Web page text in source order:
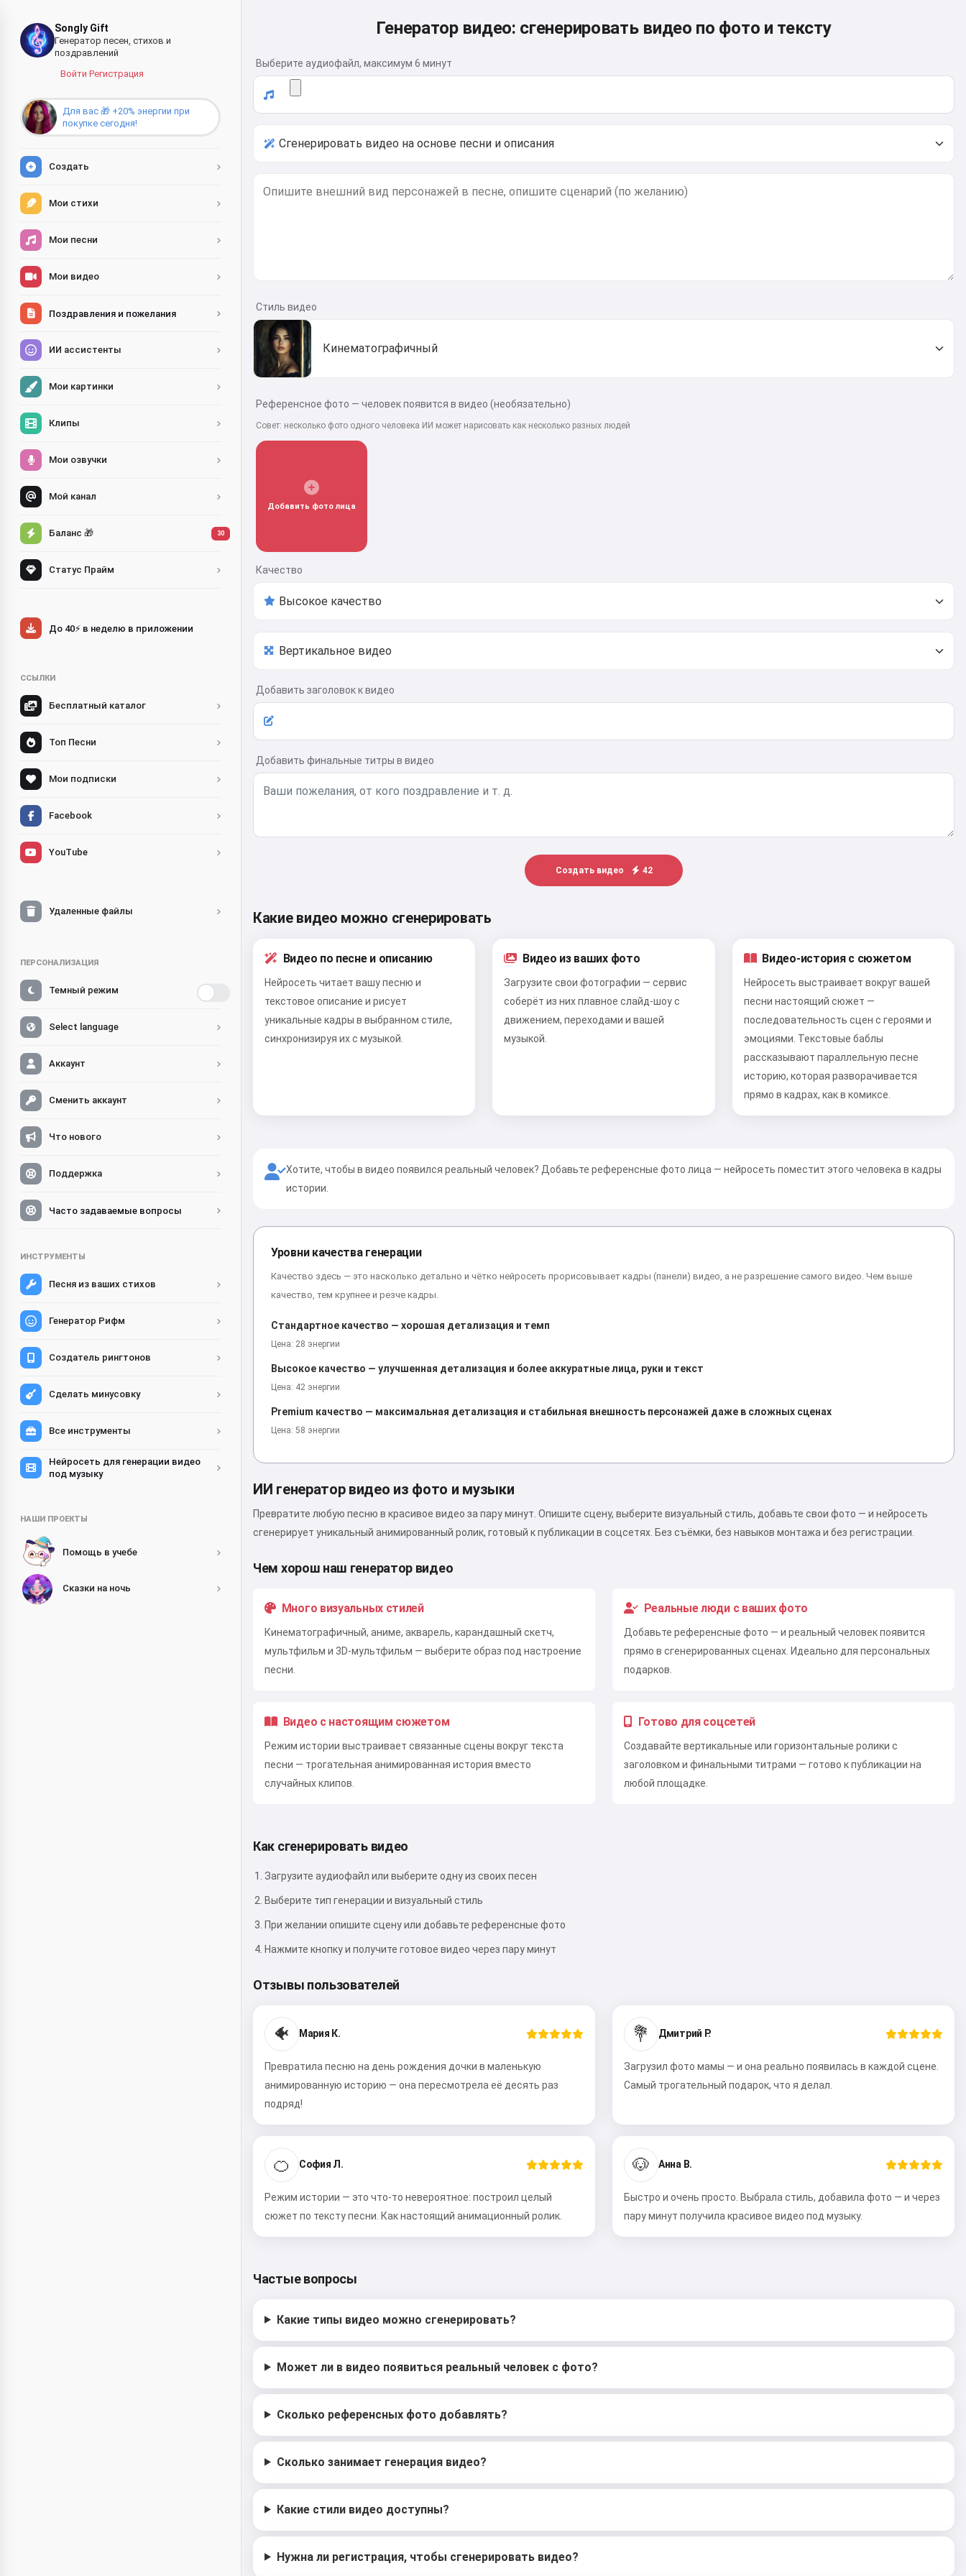
Songly Gift
Генератор песен, стихов и
поздравлений
Войти·Регистрация
Для вас 🎁 +20% энергии при
покупке сегодня!
Создать
Мои стихи
Мои песни
Мои видео
Поздравления и пожелания
ИИ ассистенты
Мои картинки
Клипы
Мои озвучки
Мой канал
Баланс 🎁 30
Статус Прайм
До 40⚡ в неделю в приложении
ССЫЛКИ
Бесплатный каталог
Топ Песни
Мои подписки
Facebook
YouTube
Удаленные файлы
ПЕРСОНАЛИЗАЦИЯ
Темный режим
Select language
Аккаунт
Сменить аккаунт
Что нового
Поддержка
Часто задаваемые вопросы
ИНСТРУМЕНТЫ
Песня из ваших стихов
Генератор Рифм
Создатель рингтонов
Сделать минусовку
Все инструменты
Нейросеть для генерации видео
под музыку
НАШИ ПРОЕКТЫ
Помощь в учебе
Сказки на ночь
Генератор видео: сгенерировать видео по фото и тексту
Выберите аудиофайл, максимум 6 минут
Стиль видео
Кинематографичный
Референсное фото — человек появится в видео (необязательно)
Совет: несколько фото одного человека ИИ может нарисовать как несколько разных людей
Добавить фото лица
Качество
Добавить заголовок к видео
Добавить финальные титры в видео
Создать видео 42
Какие видео можно сгенерировать
Видео по песне и описанию
Нейросеть читает вашу песню и
текстовое описание и рисует
уникальные кадры в выбранном стиле,
синхронизируя их с музыкой.
Видео из ваших фото
Загрузите свои фотографии — сервис
соберёт из них плавное слайд-шоу с
движением, переходами и вашей
музыкой.
Видео-история с сюжетом
Нейросеть выстраивает вокруг вашей
песни настоящий сюжет —
последовательность сцен с героями и
эмоциями. Текстовые баблы
рассказывают параллельную песне
историю, которая разворачивается
прямо в кадрах, как в комиксе.
Хотите, чтобы в видео появился реальный человек? Добавьте референсные фото лица — нейросеть поместит этого человека в кадры
истории.
Уровни качества генерации
Качество здесь — это насколько детально и чётко нейросеть прорисовывает кадры (панели) видео, а не разрешение самого видео. Чем выше
качество, тем крупнее и резче кадры.
Стандартное качество — хорошая детализация и темп
Цена: 28 энергии
Высокое качество — улучшенная детализация и более аккуратные лица, руки и текст
Цена: 42 энергии
Premium качество — максимальная детализация и стабильная внешность персонажей даже в сложных сценах
Цена: 58 энергии
ИИ генератор видео из фото и музыки
Превратите любую песню в красивое видео за пару минут. Опишите сцену, выберите визуальный стиль, добавьте свои фото — и нейросеть
сгенерирует уникальный анимированный ролик, готовый к публикации в соцсетях. Без съёмки, без навыков монтажа и без регистрации.
Чем хорош наш генератор видео
Много визуальных стилей
Кинематографичный, аниме, акварель, карандашный скетч,
мультфильм и 3D-мультфильм — выберите образ под настроение
песни.
Реальные люди с ваших фото
Добавьте референсные фото — и реальный человек появится
прямо в сгенерированных сценах. Идеально для персональных
подарков.
Видео с настоящим сюжетом
Режим истории выстраивает связанные сцены вокруг текста
песни — трогательная анимированная история вместо
случайных клипов.
Готово для соцсетей
Создавайте вертикальные или горизонтальные ролики с
заголовком и финальными титрами — готово к публикации на
любой площадке.
Как сгенерировать видео
Загрузите аудиофайл или выберите одну из своих песен
Выберите тип генерации и визуальный стиль
При желании опишите сцену или добавьте референсные фото
Нажмите кнопку и получите готовое видео через пару минут
Отзывы пользователей
🐠 Мария К.
Превратила песню на день рождения дочки в маленькую
анимированную историю — она пересмотрела её десять раз
подряд!
💐 Дмитрий Р.
Загрузил фото мамы — и она реально появилась в каждой сцене.
Самый трогательный подарок, что я делал.
🍊 София Л.
Режим истории — это что-то невероятное: построил целый
сюжет по тексту песни. Как настоящий анимационный ролик.
🐶 Анна В.
Быстро и очень просто. Выбрала стиль, добавила фото — и через
пару минут получила красивое видео под музыку.
Частые вопросы
Какие типы видео можно сгенерировать?
Может ли в видео появиться реальный человек с фото?
Сколько референсных фото добавлять?
Сколько занимает генерация видео?
Какие стили видео доступны?
Нужна ли регистрация, чтобы сгенерировать видео?
Я могу создавать песни, писать
стихи и поздравления 🥰
Я принимаю: Условия использования
Политика конфиденциальности,
Политика возврата